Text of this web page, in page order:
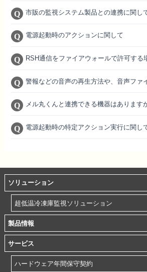
市販の監視システム製品との連携に関し
電源起動時のアクションに関して
RSH通信をファイアウォールで許可する
警報などの音声の再生方法や、音声ファ
メル丸くんと連携できる機器はあります
電源起動時の特定アクション実行に関し
ソリューション
超低温冷凍庫監視ソリューション
製品情報
サービス
ハードウェア年間保守契約